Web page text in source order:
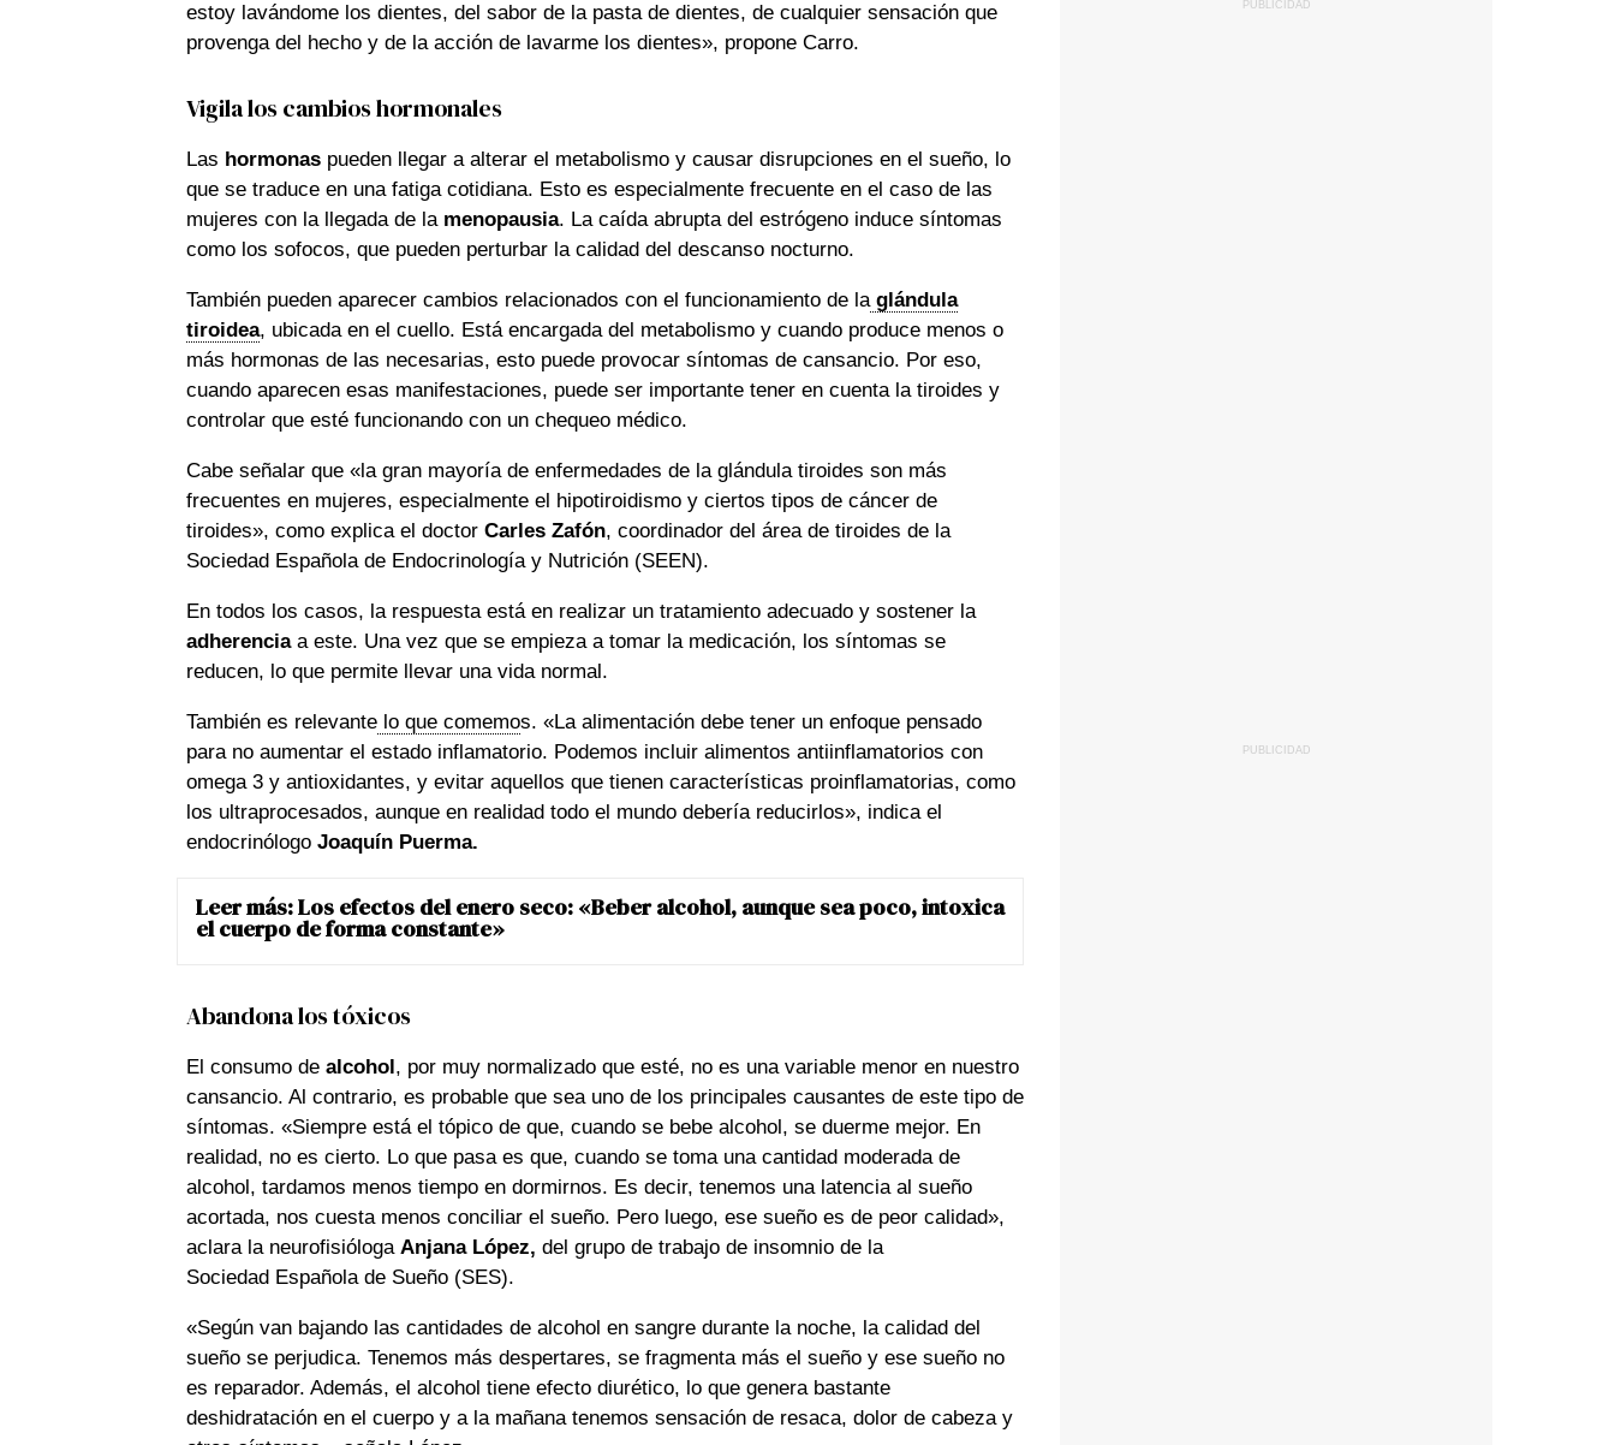
estoy lavándome los dientes, del sabor de la pasta de dientes, de cualquier sensación que
provenga del hecho y de la acción de lavarme los dientes», propone Carro.
Vigila los cambios hormonales
Las hormonaspueden llegar a alterar el metabolismo y causar disrupciones en el sueño, lo
que se traduce en una fatiga cotidiana. Esto es especialmente frecuente en el caso de las
mujeres con la llegada de la menopausia. La caída abrupta del estrógeno induce síntomas
como los sofocos, que pueden perturbar la calidad del descanso nocturno.
También pueden aparecer cambios relacionados con el funcionamiento de laglándula
tiroidea, ubicada en el cuello. Está encargada del metabolismo y cuando produce menos o
más hormonas de las necesarias, esto puede provocar síntomas de cansancio. Por eso,
cuando aparecen esas manifestaciones, puede ser importante tener en cuenta la tiroides y
controlar que esté funcionando con un chequeo médico.
Cabe señalar que «la gran mayoría de enfermedades de la glándula tiroides son más
frecuentes en mujeres, especialmente el hipotiroidismo y ciertos tipos de cáncer de
tiroides», como explica el doctor Carles Zafón, coordinador del área de tiroides de la
Sociedad Española de Endocrinología y Nutrición (SEEN).
En todos los casos, la respuesta está en realizar un tratamiento adecuado y sostener la
adherenciaa este. Una vez que se empieza a tomar la medicación, los síntomas se
reducen, lo que permite llevar una vida normal.
También es relevantelo que comemos. «La alimentación debe tener un enfoque pensado
para no aumentar el estado inflamatorio. Podemos incluir alimentos antiinflamatorios con
omega 3 y antioxidantes, y evitar aquellos que tienen características proinflamatorias, como
los ultraprocesados, aunque en realidad todo el mundo debería reducirlos», indica el
endocrinólogoJoaquín Puerma.
Leer más:Los efectos del enero seco: «Beber alcohol, aunque sea poco, intoxica
el cuerpo de forma constante»
Abandona los tóxicos
El consumo de alcohol , por muy normalizado que esté, no es una variable menor en nuestro
cansancio. Al contrario, es probable que sea uno de los principales causantes de este tipo de
síntomas. «Siempre está el tópico de que, cuando se bebe alcohol, se duerme mejor. En
realidad, no es cierto. Lo que pasa es que, cuando se toma una cantidad moderada de
alcohol, tardamos menos tiempo en dormirnos. Es decir, tenemos una latencia al sueño
acortada, nos cuesta menos conciliar el sueño. Pero luego, ese sueño es de peor calidad»,
aclara la neurofisióloga Anjana López, del grupo de trabajo de insomnio de la
Sociedad Española de Sueño (SES).
«Según van bajando las cantidades de alcohol en sangre durante la noche, la calidad del
sueño se perjudica. Tenemos más despertares, se fragmenta más el sueño y ese sueño no
es reparador. Además, el alcohol tiene efecto diurético, lo que genera bastante
deshidratación en el cuerpo y a la mañana tenemos sensación de resaca, dolor de cabeza y